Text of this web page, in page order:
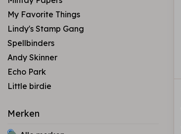
My Favorite Things
Lindy's Stamp Gang
Spellbinders
Andy Skinner
Echo Park
Little birdie
Merken